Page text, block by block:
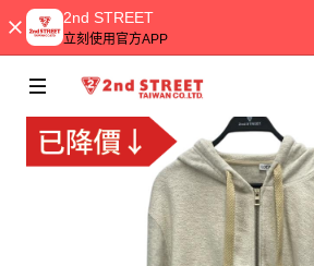
2nd STREET
立刻使用官方APP